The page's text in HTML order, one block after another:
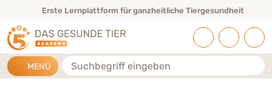
HAUPTMENÜErste Lernplattform für ganzheitliche Tiergesundheit
MENÜ Suche